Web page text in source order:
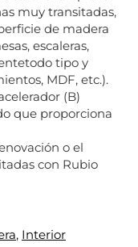
muy transitadas,
de madera
escaleras,
tipo y
MDF, etc.).
(B)
que proporciona
o el
con Rubio
, Interior